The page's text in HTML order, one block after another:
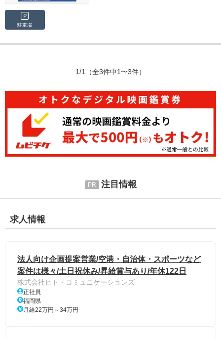
駐車場
1/1 （全3件中1〜3件）
注目情報
求人情報
法人向け企画提案営業/空港・自治体・スポーツなど
案件は様々/土日祝休み/昇給賞与あり/年休122日
株式会社ヒト・コミュニケーションズ
正社員
福岡県
月給22万円～34万円